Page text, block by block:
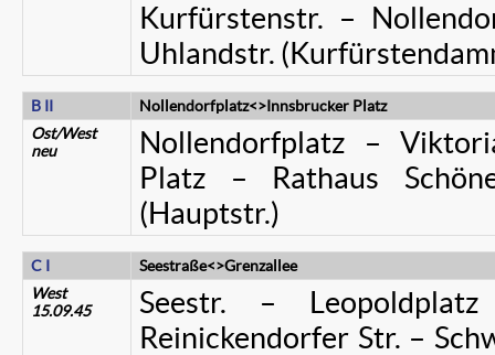
Kurfürstenstr. –
Uhlandstr.
B II
Nollendorfplatz<>Innsbrucker Platz
Ost/West
neu
Nollendorfplatz –
Platz – Rathaus
(Hauptstr.)
C I
Seestraße<>Grenzallee
West
15.09.45
Seestr. –
Reinickendorfer Str. –